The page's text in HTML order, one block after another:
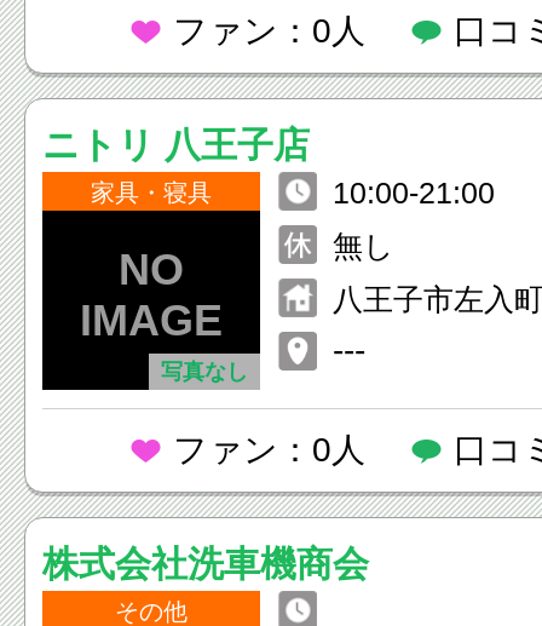
ファン：0人 口コ
ニトリ 八王子店
家具・寝具
写真なし
10:00-21:00
無し
八王子市左入
---
ファン：0人 口コ
株式会社洗車機商会
その他